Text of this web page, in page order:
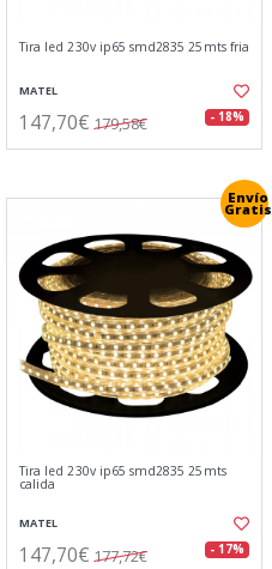
Tira led 230v ip65 smd2835 25mts fria
MATEL
147,70€ 179,58€ - 18%
Envío
Gratis
Tira led 230v ip65 smd2835 25mts
calida
MATEL
147,70€ 177,72€ - 17%